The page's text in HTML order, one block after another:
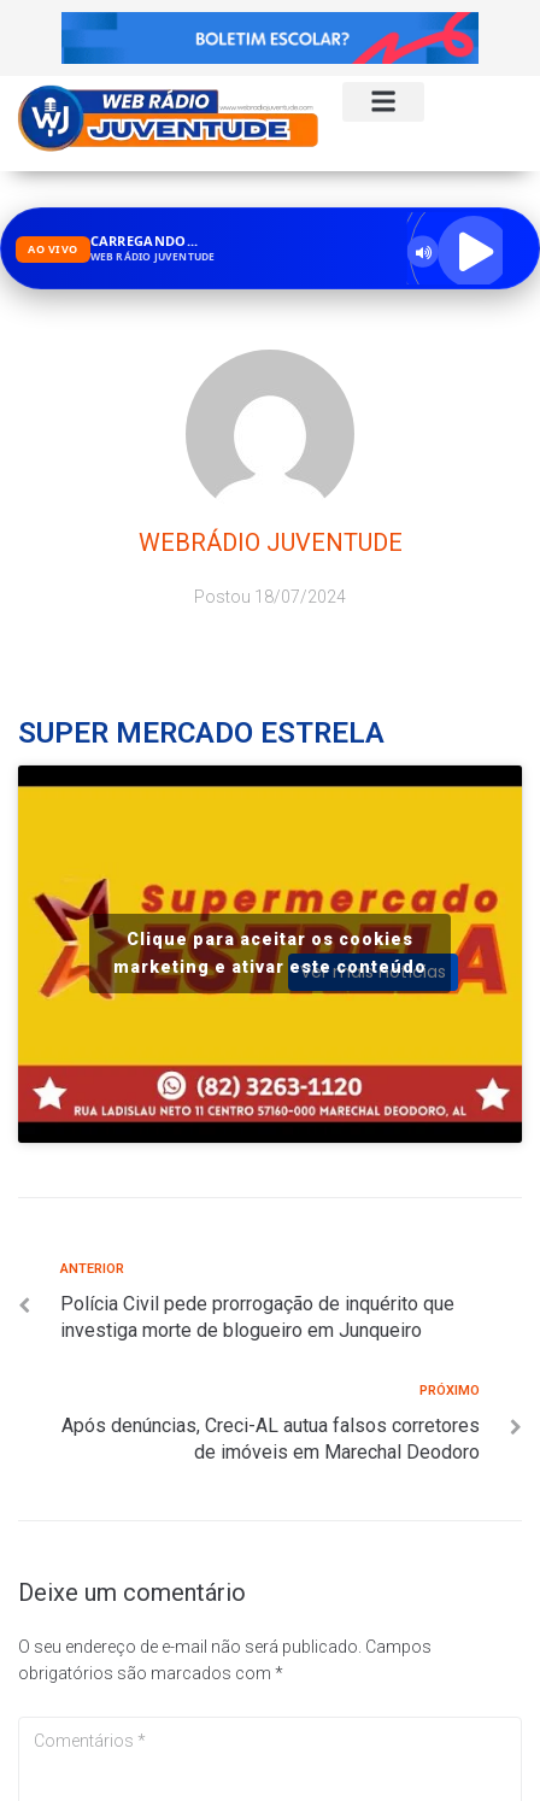
AO VIVO CARREGANDO...
WEB RÁDIO JUVENTUDE
WEBRÁDIO JUVENTUDE
Postou 18/07/2024
SUPER MERCADO ESTRELA
Ver mais notícias
Clique para aceitar os cookies
marketing e ativar este conteúdo
ANTERIOR
Polícia Civil pede prorrogação de inquérito que
investiga morte de blogueiro em Junqueiro
PRÓXIMO
Após denúncias, Creci-AL autua falsos corretores
de imóveis em Marechal Deodoro
Deixe um comentário
O seu endereço de e-mail não será publicado. Campos
obrigatórios são marcados com *